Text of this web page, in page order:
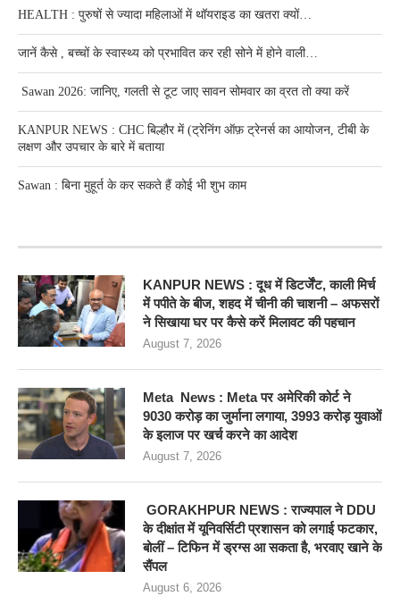
HEALTH : पुरुषों से ज्यादा महिलाओं में थॉयराइड का खतरा क्यों…
जानें कैसे , बच्चों के स्वास्थ्य को प्रभावित कर रही सोने में होने वाली…
Sawan 2026: जानिए, गलती से टूट जाए सावन सोमवार का व्रत तो क्या करें
KANPUR NEWS : CHC बिल्हौर में (ट्रेनिंग ऑफ़ ट्रेनर्स का आयोजन, टीबी के
लक्षण और उपचार के बारे में बताया
Sawan : बिना मुहूर्त के कर सकते हैं कोई भी शुभ काम
KANPUR NEWS : दूध में डिटर्जेंट, काली मिर्च
में पपीते के बीज, शहद में चीनी की चाशनी – अफसरों
ने सिखाया घर पर कैसे करें मिलावट की पहचान
August 7, 2026
Meta News : Meta पर अमेरिकी कोर्ट ने
9030 करोड़ का जुर्माना लगाया, 3993 करोड़ युवाओं
के इलाज पर खर्च करने का आदेश
August 7, 2026
GORAKHPUR NEWS : राज्यपाल ने DDU
के दीक्षांत में यूनिवर्सिटी प्रशासन को लगाई फटकार,
बोलीं – टिफिन में ड्रग्स आ सकता है, भरवाए खाने के
सैंपल
August 6, 2026